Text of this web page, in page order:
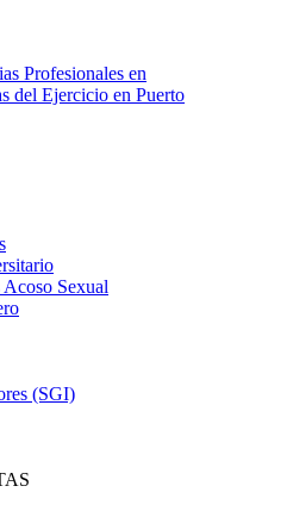
Profesionales en
del Ejercicio en Puerto
Sexual
(SGI)